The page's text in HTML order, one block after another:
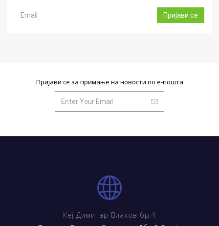
Пријави се
Пријави се за примање на новости по е-пошта
Кеј Димитар Влахов бр.4